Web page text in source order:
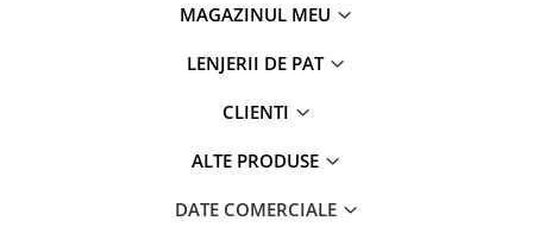
MAGAZINUL MEU
LENJERII DE PAT
CLIENTI
ALTE PRODUSE
DATE COMERCIALE